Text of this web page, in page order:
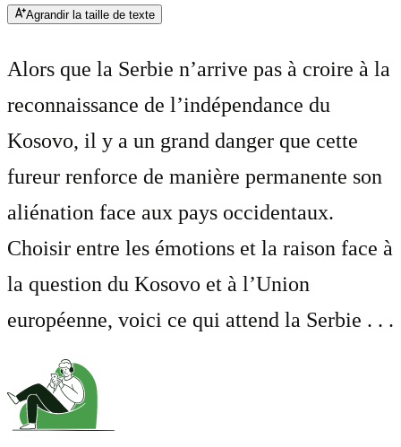
Agrandir la taille de texte
Alors que la Serbie n’arrive pas à croire à la
reconnaissance de l’indépendance du
Kosovo, il y a un grand danger que cette
fureur renforce de manière permanente son
aliénation face aux pays occidentaux.
Choisir entre les émotions et la raison face à
la question du Kosovo et à l’Union
européenne, voici ce qui attend la Serbie . . .